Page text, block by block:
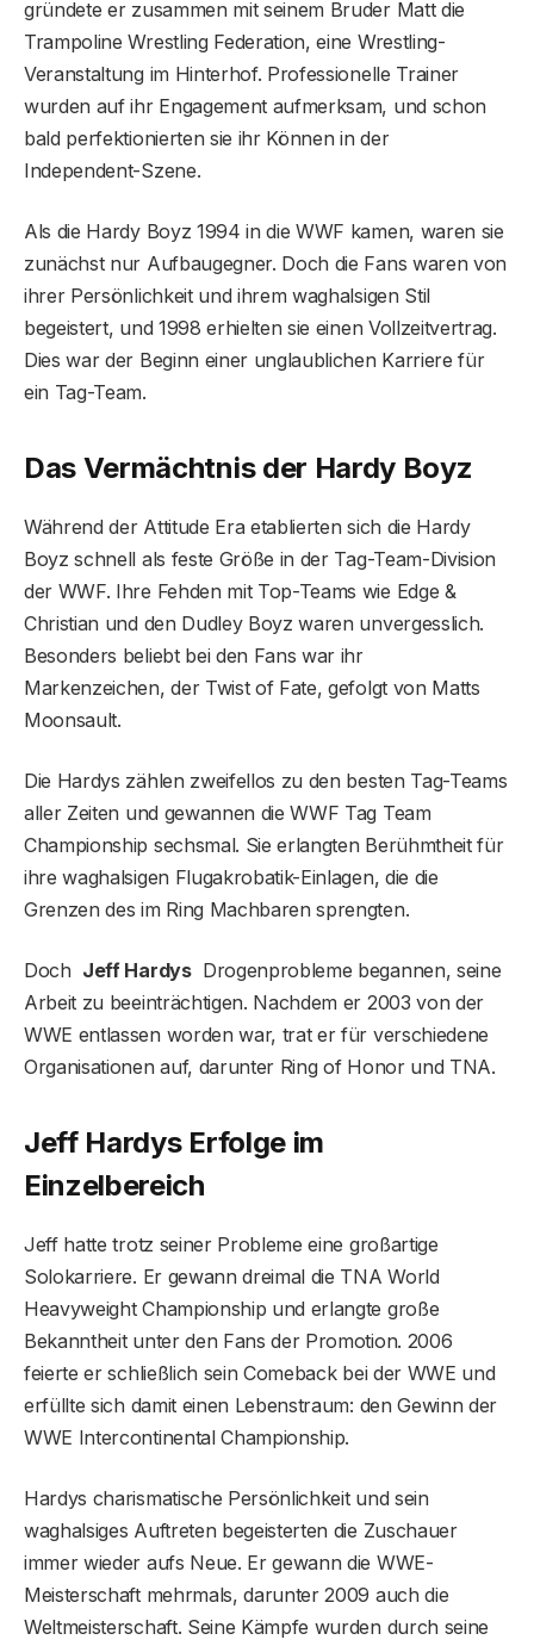
gründete er zusammen mit seinem Bruder Matt die
Trampoline Wrestling Federation, eine Wrestling-
Veranstaltung im Hinterhof. Professionelle Trainer
wurden auf ihr Engagement aufmerksam, und schon
bald perfektionierten sie ihr Können in der
Independent-Szene.
Als die Hardy Boyz 1994 in die WWF kamen, waren sie
zunächst nur Aufbaugegner. Doch die Fans waren von
ihrer Persönlichkeit und ihrem waghalsigen Stil
begeistert, und 1998 erhielten sie einen Vollzeitvertrag.
Dies war der Beginn einer unglaublichen Karriere für
ein Tag-Team.
Das Vermächtnis der Hardy Boyz
Während der Attitude Era etablierten sich die Hardy
Boyz schnell als feste Größe in der Tag-Team-Division
der WWF. Ihre Fehden mit Top-Teams wie Edge &
Christian und den Dudley Boyz waren unvergesslich.
Besonders beliebt bei den Fans war ihr
Markenzeichen, der Twist of Fate, gefolgt von Matts
Moonsault.
Die Hardys zählen zweifellos zu den besten Tag-Teams
aller Zeiten und gewannen die WWF Tag Team
Championship sechsmal. Sie erlangten Berühmtheit für
ihre waghalsigen Flugakrobatik-Einlagen, die die
Grenzen des im Ring Machbaren sprengten.
Doch Jeff HardysDrogenprobleme begannen, seine
Arbeit zu beeinträchtigen. Nachdem er 2003 von der
WWE entlassen worden war, trat er für verschiedene
Organisationen auf, darunter Ring of Honor und TNA.
Jeff Hardys Erfolge im
Einzelbereich
Jeff hatte trotz seiner Probleme eine großartige
Solokarriere. Er gewann dreimal die TNA World
Heavyweight Championship und erlangte große
Bekanntheit unter den Fans der Promotion. 2006
feierte er schließlich sein Comeback bei der WWE und
erfüllte sich damit einen Lebenstraum: den Gewinn der
WWE Intercontinental Championship.
Hardys charismatische Persönlichkeit und sein
waghalsiges Auftreten begeisterten die Zuschauer
immer wieder aufs Neue. Er gewann die WWE-
Meisterschaft mehrmals, darunter 2009 auch die
Weltmeisterschaft. Seine Kämpfe wurden durch seine